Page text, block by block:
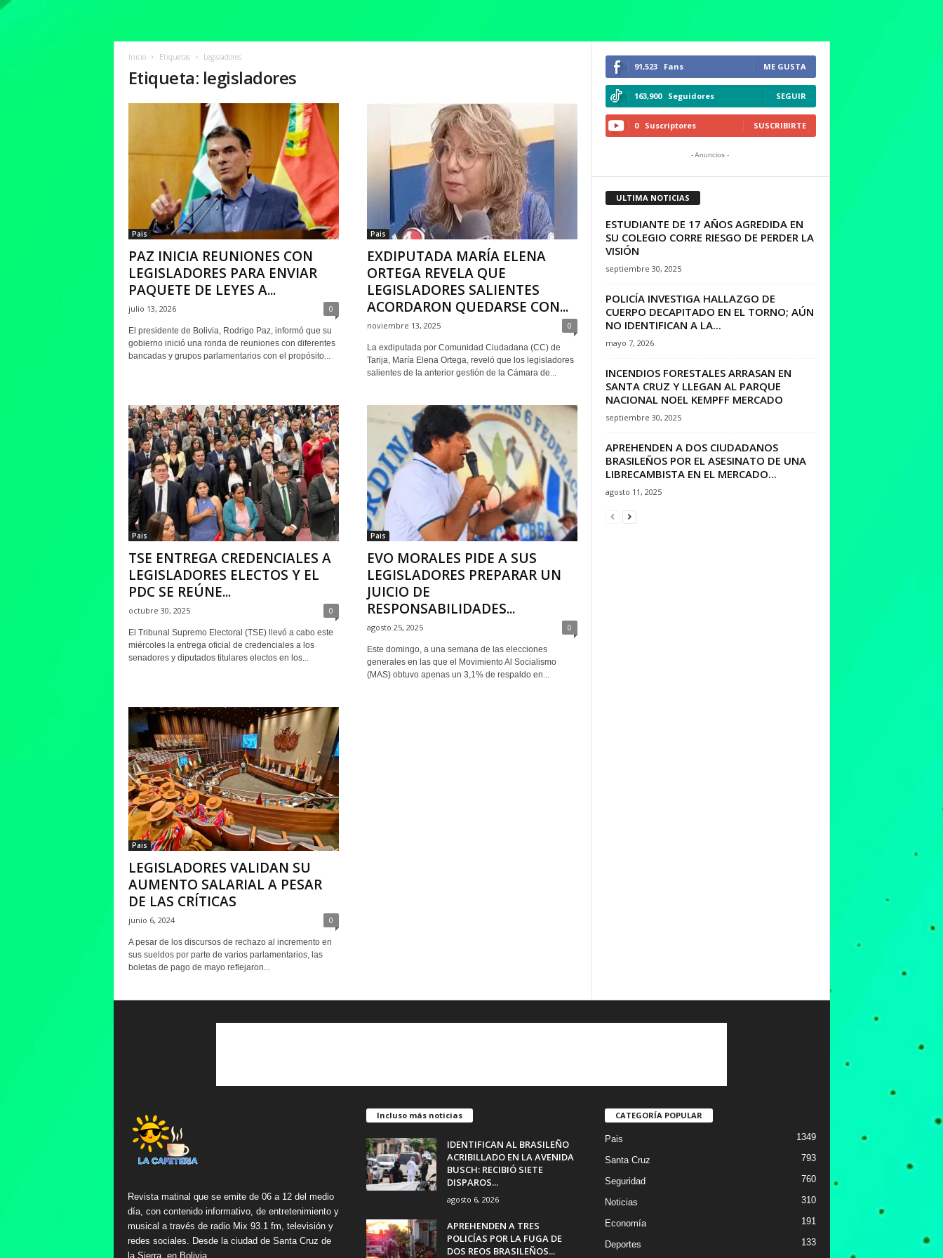
Inicio Etiquetas Legisladores
Etiqueta: legisladores
Pais
PAZ INICIA REUNIONES CON
LEGISLADORES PARA ENVIAR
PAQUETE DE LEYES A...
julio 13, 2026 0
El presidente de Bolivia, Rodrigo Paz, informó que su
gobierno inició una ronda de reuniones con diferentes
bancadas y grupos parlamentarios con el propósito...
Pais
EXDIPUTADA MARÍA ELENA
ORTEGA REVELA QUE
LEGISLADORES SALIENTES
ACORDARON QUEDARSE CON...
noviembre 13, 2025 0
La exdiputada por Comunidad Ciudadana (CC) de
Tarija, María Elena Ortega, reveló que los legisladores
salientes de la anterior gestión de la Cámara de...
Pais
TSE ENTREGA CREDENCIALES A
LEGISLADORES ELECTOS Y EL
PDC SE REÚNE...
octubre 30, 2025 0
El Tribunal Supremo Electoral (TSE) llevó a cabo este
miércoles la entrega oficial de credenciales a los
senadores y diputados titulares electos en los...
Pais
EVO MORALES PIDE A SUS
LEGISLADORES PREPARAR UN
JUICIO DE
RESPONSABILIDADES...
agosto 25, 2025 0
Este domingo, a una semana de las elecciones
generales en las que el Movimiento Al Socialismo
(MAS) obtuvo apenas un 3,1% de respaldo en...
Pais
LEGISLADORES VALIDAN SU
AUMENTO SALARIAL A PESAR
DE LAS CRÍTICAS
junio 6, 2024 0
A pesar de los discursos de rechazo al incremento en
sus sueldos por parte de varios parlamentarios, las
boletas de pago de mayo reflejaron...
91,523 Fans ME GUSTA
163,900 Seguidores SEGUIR
0 Suscriptores SUSCRIBIRTE
- Anuncios -
ULTIMA NOTICIAS
ESTUDIANTE DE 17 AÑOS AGREDIDA EN
SU COLEGIO CORRE RIESGO DE PERDER LA
VISIÓN
septiembre 30, 2025
POLICÍA INVESTIGA HALLAZGO DE
CUERPO DECAPITADO EN EL TORNO; AÚN
NO IDENTIFICAN A LA...
mayo 7, 2026
INCENDIOS FORESTALES ARRASAN EN
SANTA CRUZ Y LLEGAN AL PARQUE
NACIONAL NOEL KEMPFF MERCADO
septiembre 30, 2025
APREHENDEN A DOS CIUDADANOS
BRASILEÑOS POR EL ASESINATO DE UNA
LIBRECAMBISTA EN EL MERCADO...
agosto 11, 2025
Revista matinal que se emite de 06 a 12 del medio
día, con contenido informativo, de entretenimiento y
musical a través de radio Mix 93.1 fm, televisión y
redes sociales. Desde la ciudad de Santa Cruz de
la Sierra, en Bolivia.
Incluso más noticias
IDENTIFICAN AL BRASILEÑO
ACRIBILLADO EN LA AVENIDA
BUSCH: RECIBIÓ SIETE
DISPAROS...
agosto 6, 2026
APREHENDEN A TRES
POLICÍAS POR LA FUGA DE
DOS REOS BRASILEÑOS...
CATEGORÍA POPULAR
Pais 1349
Santa Cruz 793
Seguridad 760
Noticias 310
Economía 191
Deportes 133